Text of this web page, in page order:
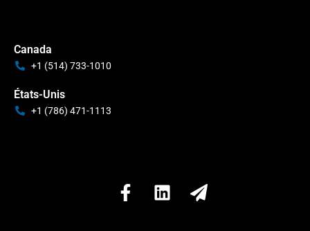
Canada
+1 (514) 733-1010
États-Unis
+1 (786) 471-1113